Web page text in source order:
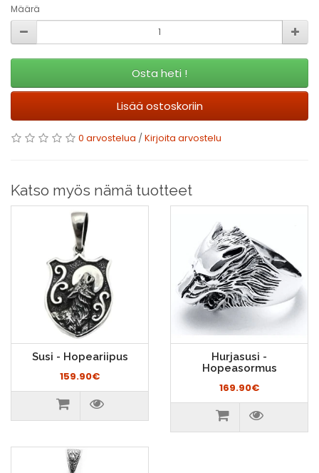
Määrä
Osta heti !
Lisää ostoskoriin
0 arvostelua /Kirjoita arvostelu
Katso myös nämä tuotteet
Susi - Hopeariipus
159.90€
Hurjasusi -
Hopeasormus
169.90€